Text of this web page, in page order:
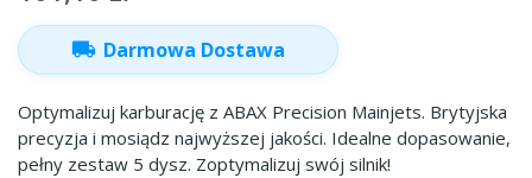
local_shipping Darmowa Dostawa
Optymalizuj karburację z ABAX Precision Mainjets. Brytyjska
precyzja i mosiądz najwyższej jakości. Idealne dopasowanie,
pełny zestaw 5 dysz. Zoptymalizuj swój silnik!